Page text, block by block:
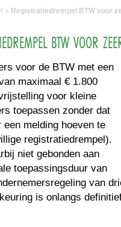
» Registratiedrempel BTW voor
BTW VOOR
voor de BTW met een
maximaal € 1.800
voor kleine
toepassen zonder dat
melding hoeven te
registratiedrempel).
niet gebonden aan
toepassingsduur van
van
is onlangs